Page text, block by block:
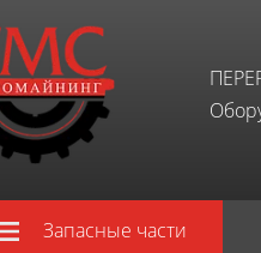
Запасные части